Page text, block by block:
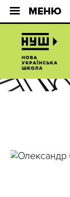
МЕНЮ